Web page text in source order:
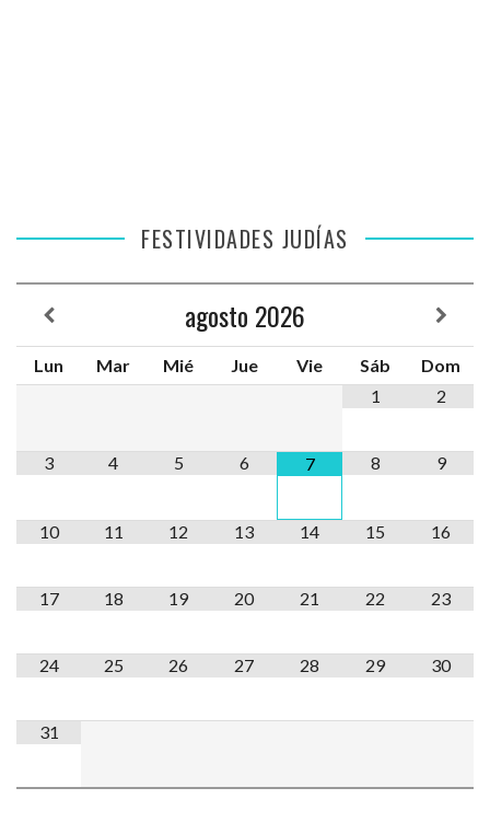
FESTIVIDADES JUDÍAS
agosto 2026
Lun Mar Mié Jue Vie Sáb
Dom
1
2
3 4 5 6 7 8 9
10 11 12 13 14 15 16
17 18 19 20 21 22 23
24 25 26 27 28 29 30
31